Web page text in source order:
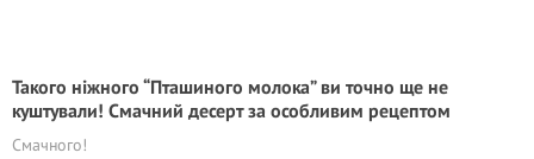
Такого ніжного “Пташиного молока” ви точно ще не
куштували! Смачний десерт за особливим рецептом
Смачного!